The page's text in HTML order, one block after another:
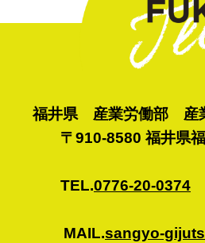
福井県 産業労働部 産
〒910-8580 福井県
TEL.0776-20-0374
MAIL.sangyo-